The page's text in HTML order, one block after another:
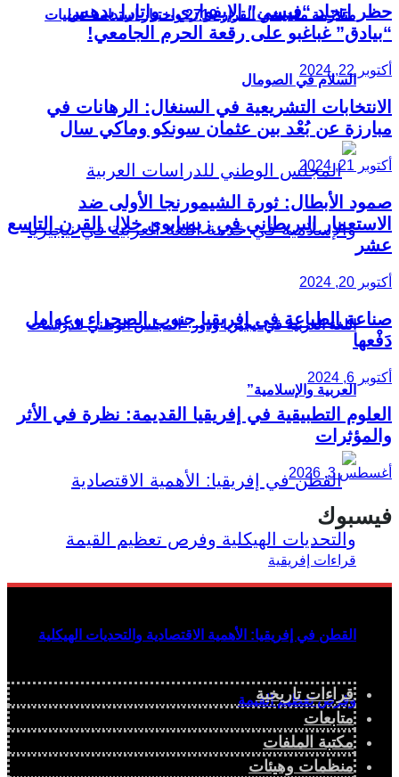
متلازمة مقديشو: القرار 2719 واختبار استدامة عمليات
السلام في الصومال
اللغة العربية في نيجيريا ودور “المجلس الوطني للدراسات
العربية والإسلامية”
القطن في إفريقيا: الأهمية الاقتصادية والتحديات الهيكلية
وفرص تعظيم القيمة
حظر اتحاد “فيسي” الإيفواري.. واتارا يدهس
“بيادق” غباغبو على رقعة الحرم الجامعي!
أكتوبر 22, 2024
الانتخابات التشريعية في السنغال: الرهانات في
مبارزة عن بُعْد بين عثمان سونكو وماكي سال
أكتوبر 21, 2024
صمود الأبطال: ثورة الشيمورنجا الأولى ضد
الاستعمار البريطاني في زيمبابوي خلال القرن التاسع
عشر
أكتوبر 20, 2024
صناعة الطباعة في إفريقيا جنوب الصحراء وعوامل
دَفْعها
أكتوبر 6, 2024
العلوم التطبيقية في إفريقيا القديمة: نظرة في الأثر
والمؤثرات
أغسطس 3, 2026
فيسبوك
قراءات تاريخية
متابعات
مكتبة الملفات
منظمات وهيئات